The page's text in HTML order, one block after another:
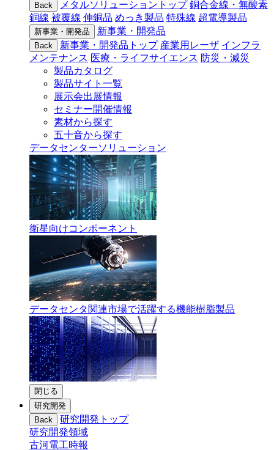
Back メタルソリューショントップ 銅合金線・無酸素
銅線 被覆線 伸銅品 めっき製品 特殊線 超電導製品
新事業・開発品 新事業・開発品
Back 新事業・開発品トップ 産業用レーザ インフラ
メンテナンス 医療・ライフサイエンス 防災・減災
製品カタログ
製品サイト一覧
展示会出展情報
セミナー開催情報
素材から探す
五十音から探す
データセンターソリューション
衛星向けコンポーネント
データセンタ関連市場で活躍する機能樹脂製品
閉じる
研究開発
Back
研究開発トップ
研究開発領域
古河電工時報